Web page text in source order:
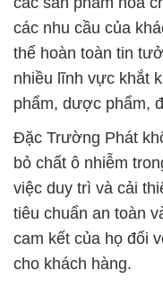
các nhu cầu của
thể hoàn toàn tin
nhiều lĩnh vực khắt
phẩm, dược phẩm,
Đặc Trường Phát
bỏ chất ô nhiễm
việc duy trì và cải
tiêu chuẩn an toàn
cam kết của họ đối
cho khách hàng.